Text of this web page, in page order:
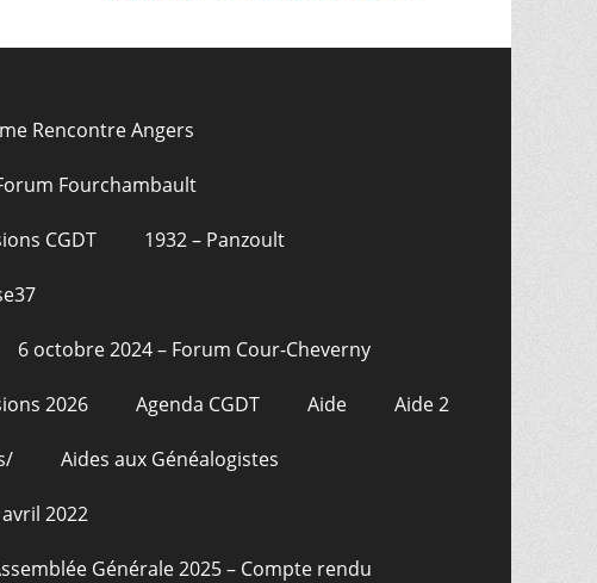
Rencontre Angers
Fourchambault
CGDT 1932 – Panzoult
6 octobre 2024 – Forum Cour-Cheverny
2026 Agenda CGDT Aide Aide 2
Aides aux Généalogistes
2022
Générale 2025 – Compte rendu